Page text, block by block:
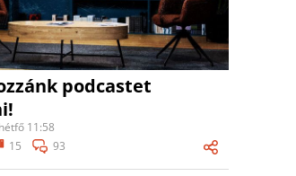
podcastet
11:58
15 93